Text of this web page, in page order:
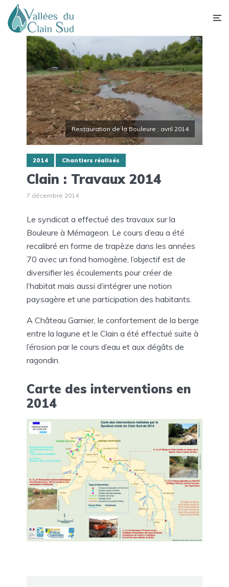
Restauration de la Bouleure ; avril 2014
2014 Chantiers réalisés
Clain : Travaux 2014
7 décembre 2014
Le syndicat a effectué des travaux sur la
Bouleure à Mémageon. Le cours d’eau a été
recalibré en forme de trapèze dans les années
70 avec un fond homogène, l’objectif est de
diversifier les écoulements pour créer de
l’habitat mais aussi d’intégrer une notion
paysagère et une participation des habitants.
A Château Garnier, le confortement de la berge
entre la lagune et le Clain a été effectué suite à
l’érosion par le cours d’eau et aux dégâts de
ragondin.
Carte des interventions en
2014